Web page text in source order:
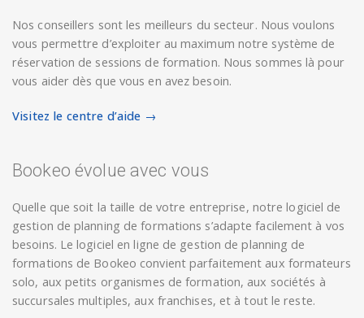
Nos conseillers sont les meilleurs du secteur. Nous voulons
vous permettre d’exploiter au maximum notre système de
réservation de sessions de formation. Nous sommes là pour
vous aider dès que vous en avez besoin.
Visitez le centre d’aide →
Bookeo évolue avec vous
Quelle que soit la taille de votre entreprise, notre logiciel de
gestion de planning de formations s’adapte facilement à vos
besoins. Le logiciel en ligne de gestion de planning de
formations de Bookeo convient parfaitement aux formateurs
solo, aux petits organismes de formation, aux sociétés à
succursales multiples, aux franchises, et à tout le reste.